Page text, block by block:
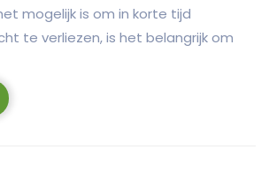
mogelijk is om in korte tijd
te verliezen, is het belangrijk om